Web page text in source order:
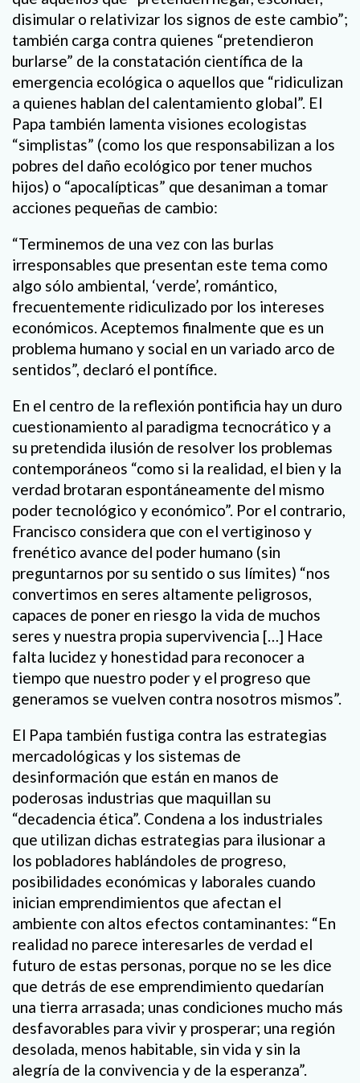
disimular o relativizar los signos de este cambio”;
también carga contra quienes “pretendieron
burlarse” de la constatación científica de la
emergencia ecológica o aquellos que “ridiculizan
a quienes hablan del calentamiento global”. El
Papa también lamenta visiones ecologistas
“simplistas” (como los que responsabilizan a los
pobres del daño ecológico por tener muchos
hijos) o “apocalípticas” que desaniman a tomar
acciones pequeñas de cambio:
“Terminemos de una vez con las burlas
irresponsables que presentan este tema como
algo sólo ambiental, ‘verde’, romántico,
frecuentemente ridiculizado por los intereses
económicos. Aceptemos finalmente que es un
problema humano y social en un variado arco de
sentidos”, declaró el pontífice.
En el centro de la reflexión pontificia hay un duro
cuestionamiento al paradigma tecnocrático y a
su pretendida ilusión de resolver los problemas
contemporáneos “como si la realidad, el bien y la
verdad brotaran espontáneamente del mismo
poder tecnológico y económico”. Por el contrario,
Francisco considera que con el vertiginoso y
frenético avance del poder humano (sin
preguntarnos por su sentido o sus límites) “nos
convertimos en seres altamente peligrosos,
capaces de poner en riesgo la vida de muchos
seres y nuestra propia supervivencia […] Hace
falta lucidez y honestidad para reconocer a
tiempo que nuestro poder y el progreso que
generamos se vuelven contra nosotros mismos”.
El Papa también fustiga contra las estrategias
mercadológicas y los sistemas de
desinformación que están en manos de
poderosas industrias que maquillan su
“decadencia ética”. Condena a los industriales
que utilizan dichas estrategias para ilusionar a
los pobladores hablándoles de progreso,
posibilidades económicas y laborales cuando
inician emprendimientos que afectan el
ambiente con altos efectos contaminantes: “En
realidad no parece interesarles de verdad el
futuro de estas personas, porque no se les dice
que detrás de ese emprendimiento quedarían
una tierra arrasada; unas condiciones mucho más
desfavorables para vivir y prosperar; una región
desolada, menos habitable, sin vida y sin la
alegría de la convivencia y de la esperanza”.